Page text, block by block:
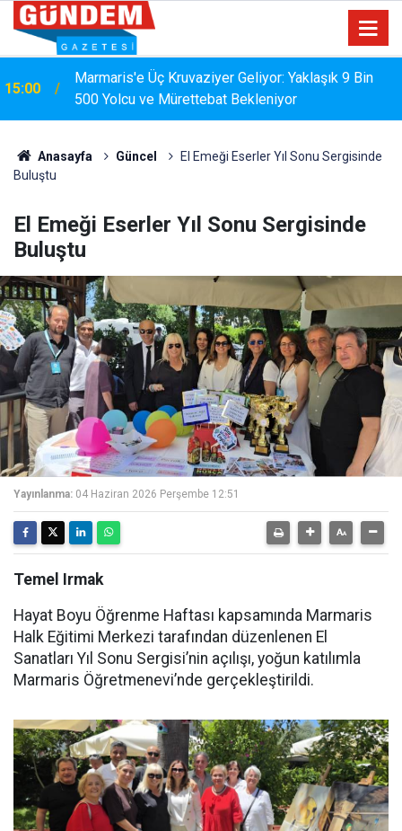
14:17
MARMARİS'TE DERELERDE TEMİZLİK
SEFERBERLİĞİ
Anasayfa Güncel
El Emeği Eserler Yıl Sonu Sergisinde
Buluştu
El Emeği Eserler Yıl Sonu Sergisinde
Buluştu
Yayınlanma: 04 Haziran 2026 Perşembe 12:51
Temel Irmak
Hayat Boyu Öğrenme Haftası kapsamında Marmaris
Halk Eğitimi Merkezi tarafından düzenlenen El
Sanatları Yıl Sonu Sergisi’nin açılışı, yoğun katılımla
Marmaris Öğretmenevi’nde gerçekleştirildi.